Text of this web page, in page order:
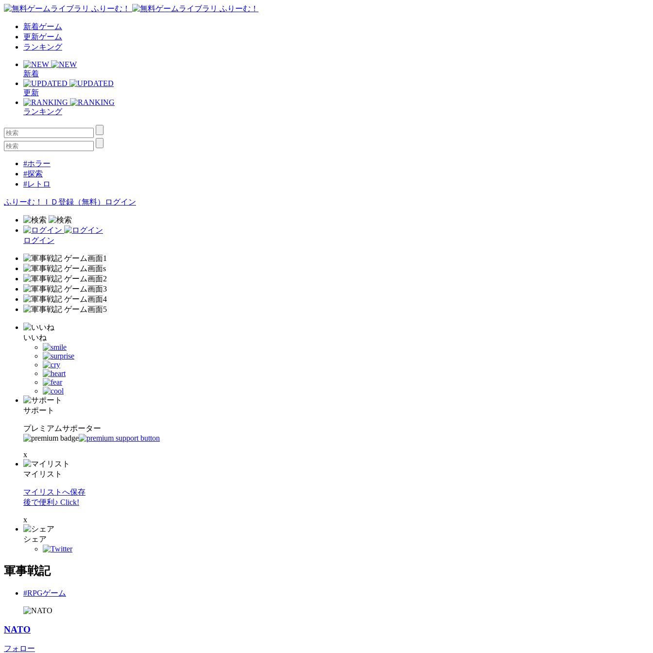
新着ゲーム
更新ゲーム
ランキング
新着
更新
ランキング
#ホラー
#探索
#レトロ
ふりーむ！ＩＤ登録（無料） ログイン
ログイン
いいね
サポート
プレミアムサポーター
x
マイリスト
マイリストへ保存
後で便利♪ Click!
x
シェア
軍事戦記
#RPGゲーム
NATO
フォロー